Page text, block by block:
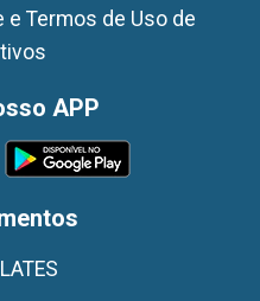
e Termos de Uso de
APP